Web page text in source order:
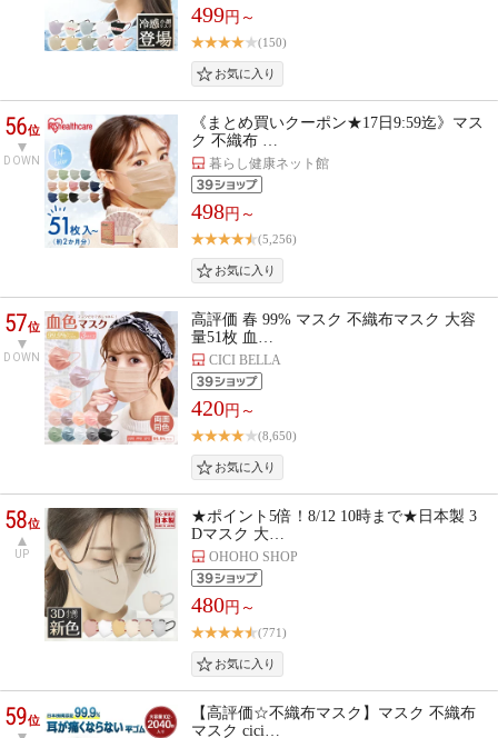
499円～
(150)
56位
DOWN
《まとめ買いクーポン★17日9:59迄》マス
ク 不織布 …
暮らし健康ネット館
498円～
(5,256)
57位
DOWN
高評価 春 99% マスク 不織布マスク 大容
量51枚 血…
CICI BELLA
420円～
(8,650)
58位
UP
★ポイント5倍！8/12 10時まで★日本製 3
Dマスク 大…
OHOHO SHOP
480円～
(771)
59位
【高評価☆不織布マスク】マスク 不織布
マスク cici…